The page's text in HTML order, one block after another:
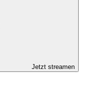
Jetzt streamen